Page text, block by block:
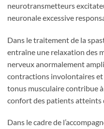
neurotransmetteurs
neuronale excessive
Dans le traitement de la
entraîne une relaxation des
nerveux anormalement
contractions involontaires et
tonus musculaire contribue
confort des patients atteints
Dans le cadre de